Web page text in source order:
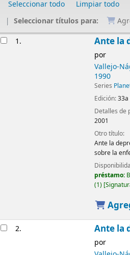
Seleccionar todo
Limpiar todo
Seleccionar títulos para:
1. Ante la
por
Vallejo-
1990
Series
Edición:33a
Detalles de
2001
Otro título:
Ante la
sobre la
préstamo:
(1)
2. Ante la
por